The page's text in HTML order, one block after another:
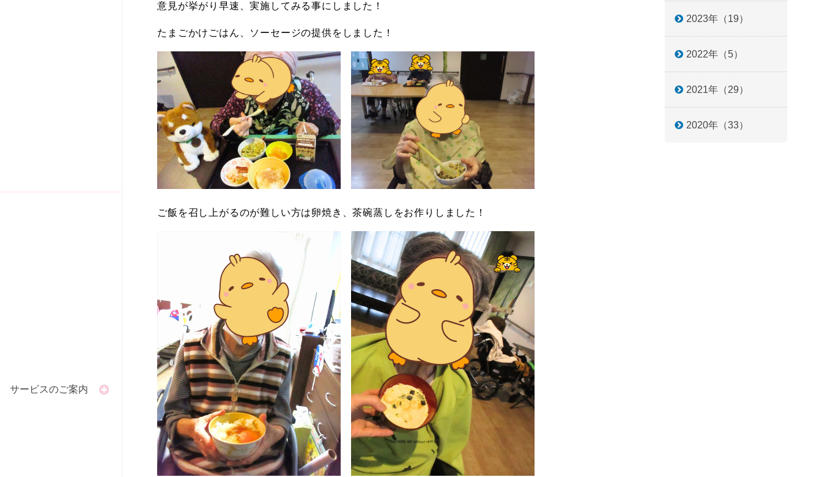
サービスのご案内
2023年（19）
2022年（5）
2021年（29）
2020年（33）
意見が挙がり早速、実施してみる事にしました！
たまごかけごはん、ソーセージの提供をしました！
ご飯を召し上がるのが難しい方は卵焼き、茶碗蒸しをお作りしました！